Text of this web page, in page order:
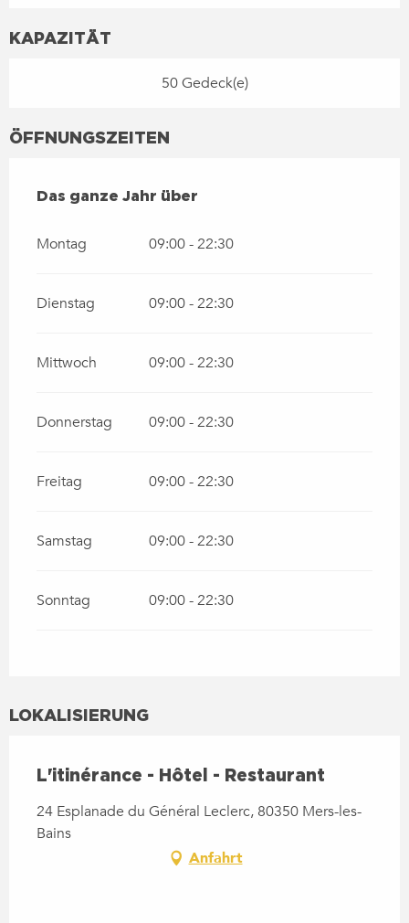
KAPAZITÄT
50 Gedeck(e)
ÖFFNUNGSZEITEN
DAS GANZE JAHR ÜBER
Das ganze Jahr über
Montag 09:00 - 22:30
Dienstag 09:00 - 22:30
Mittwoch 09:00 - 22:30
Donnerstag 09:00 - 22:30
Freitag 09:00 - 22:30
Samstag 09:00 - 22:30
Sonntag 09:00 - 22:30
LOKALISIERUNG
L'itinérance - Hôtel - Restaurant
24 Esplanade du Général Leclerc, 80350 Mers-les-
Bains
Anfahrt